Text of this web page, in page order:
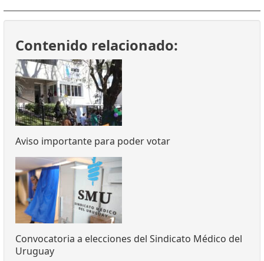
Contenido relacionado:
Aviso importante para poder votar
Convocatoria a elecciones del Sindicato Médico del
Uruguay